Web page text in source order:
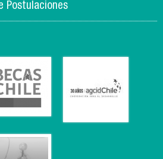
Postulaciones